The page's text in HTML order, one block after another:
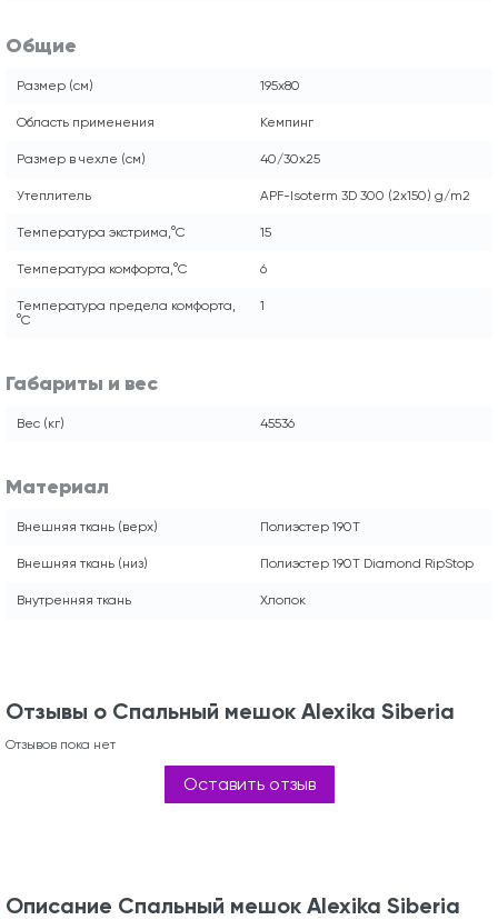
Общие
Размер (см) 195x80
Область применения Кемпинг
Размер в чехле (см) 40/30x25
Утеплитель APF-Isoterm 3D 300 (2x150) g/m2
Температура экстрима,°С 15
Температура комфорта,°С 6
Температура предела комфорта,
°С
1
Габариты и вес
Вес (кг) 45536
Материал
Внешняя ткань (верх) Полиэстер 190T
Внешняя ткань (низ) Полиэстер 190Т Diamond RipStop
Внутренняя ткань Хлопок
Отзывы о Спальный мешок Alexika Siberia
Отзывов пока нет
Оставить отзыв
Описание Спальный мешок Alexika Siberia